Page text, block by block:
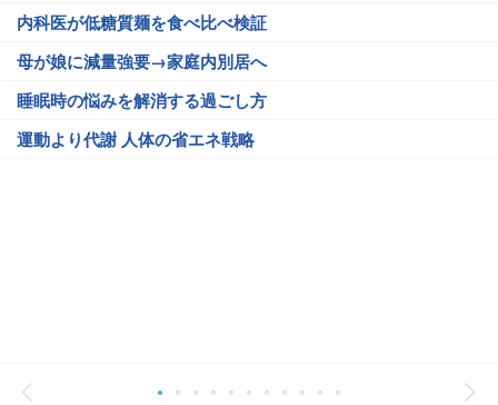
内科医が低糖質麺を食べ比べ検証
母が娘に減量強要→家庭内別居へ
睡眠時の悩みを解消する過ごし方
運動より代謝 人体の省エネ戦略